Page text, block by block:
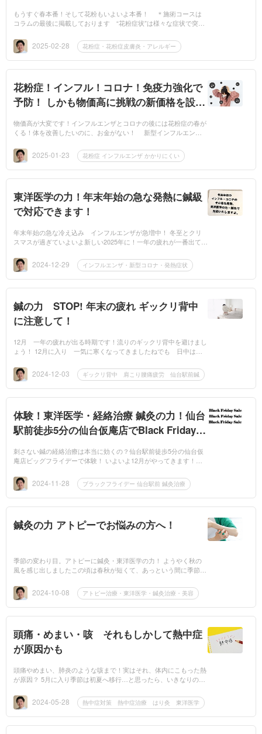
もうすぐ春本番！そして花粉もいよいよ本番！ ＊施術コースは
コラムの最後に掲載しております “花粉症状”は様々な症状で突然
一度かかっ...2025-02-28 花粉症・花粉症皮膚炎・アレルギー
花粉症！インフル！コロナ！免疫力強化で
予防！ しかも物価高に挑戦の新価格を設
物価高が大変です！インフルエンザとコロナの後には花粉症の春が
くる！体を改善したいのに、お金がない！ 新型インフルエンザ
うすぐ花粉の...
2025-01-23 花粉症 インフルエンザ かかりにくい
東洋医学の力！年末年始の急な発熱に鍼級
で対応できます！
年末年始の急な冷え込み インフルエンザが急増中！ 冬至とクリ
スマスが過ぎていよいよ新しい2025年に！一年の疲れが一番出て免
奮っていま...2024-12-29 インフルエンザ・新型コロナ・発熱症状
鍼の力 STOP! 年末の疲れ ギックリ背中
に注意して！
12月 一年の疲れが出る時期です！流りのギックリ背中を避けまし
ょう！ 12月に入り 一気に寒くなってきましたねでも 日中は結
の疲労がズー...
2024-12-03 ギックリ背中 肩こり腰痛疲労 仙台駅前鍼
体験！東洋医学・経絡治療 鍼灸の力！仙台
駅前徒歩5分の仙台仮庵店でBlack Friday開
刺さない鍼の経絡治療は本当に効くの？仙台駅前徒歩5分の仙台仮
庵店ビッグフライデーで体験！ いよいよ12月がやってきます！今
一年の疲れが...
2024-11-28 ブラックフライデー 仙台駅前 鍼灸治療
鍼灸の力 アトピーでお悩みの方へ！
季節の変わり目。アトピーに鍼灸・東洋医学の力！ ようやく秋の
風を感じ出しましたこの頃は春秋が短くて、あっという間に季節が
しい変化です...
2024-10-08 アトピー治療・東洋医学・鍼灸治療・美容
頭痛・めまい・咳 それもしかして熱中症
が原因かも
頭痛やめまい、肺炎のような咳まで！実はそれ、体内にこもった熱
が原因？ 5月に入り季節は初夏へ移行…と思ったら、いきなりの夏
す。 中には...
2024-05-28 熱中症対策 熱中症治療 はり灸 東洋医学